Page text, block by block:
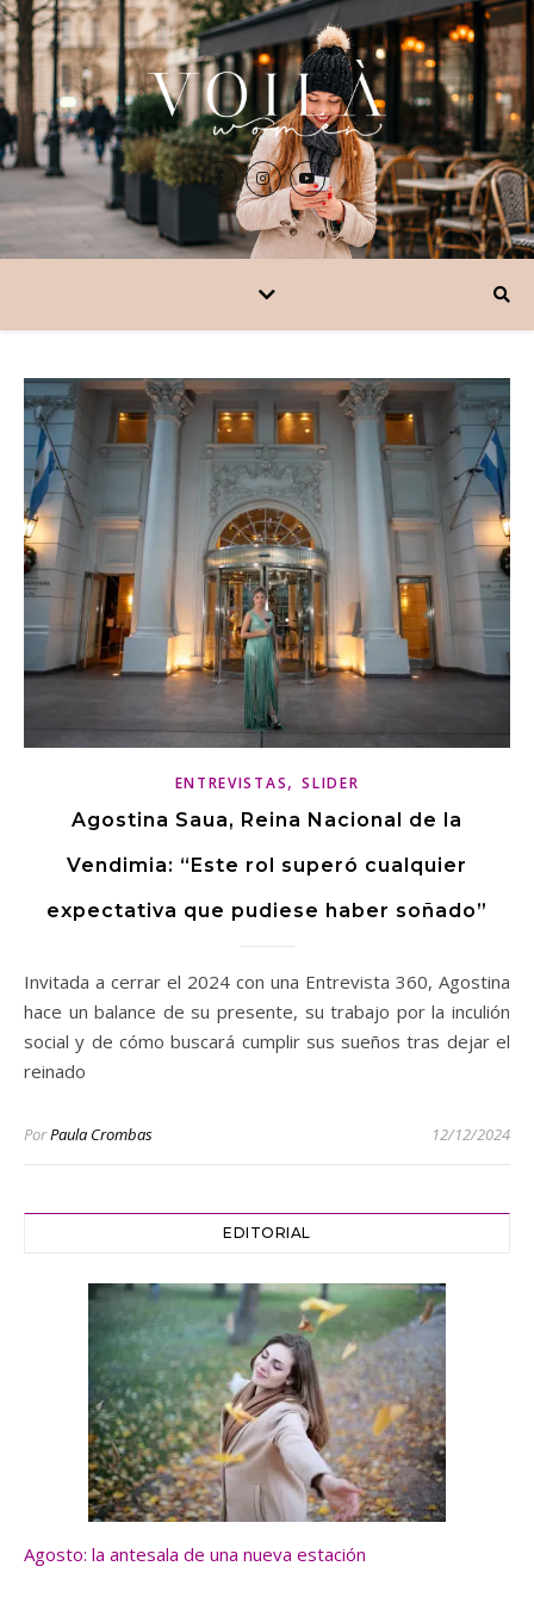
ENTREVISTAS,SLIDER
Agostina Saua, Reina Nacional de la
Vendimia: “Este rol superó cualquier
expectativa que pudiese haber soñado”
Invitada a cerrar el 2024 con una Entrevista 360, Agostina
hace un balance de su presente, su trabajo por la inculión
social y de cómo buscará cumplir sus sueños tras dejar el
reinado
PorPaula Crombas 12/12/2024
EDITORIAL
Agosto: la antesala de una nueva estación